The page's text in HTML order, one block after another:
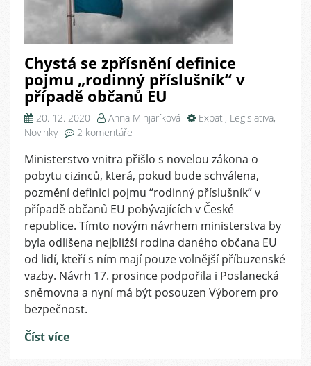
Chystá se zpřísnění definice
pojmu „rodinný příslušník“ v
případě občanů EU
20. 12. 2020 Anna Minjaríková Expati, Legislativa,
Novinky
2 komentáře
s
názvem
Chystá
se
zpřísnění
definice
pojmu
„rodinný
příslušník“
Ministerstvo vnitra přišlo s novelou zákona o
pobytu cizinců, která, pokud bude schválena,
pozmění definici pojmu “rodinný příslušník” v
případě občanů EU pobývajících v České
republice. Tímto novým návrhem ministerstva by
byla odlišena nejbližší rodina daného občana EU
od lidí, kteří s ním mají pouze volnější příbuzenské
vazby. Návrh 17. prosince podpořila i Poslanecká
sněmovna a nyní má být posouzen Výborem pro
bezpečnost.
Číst více